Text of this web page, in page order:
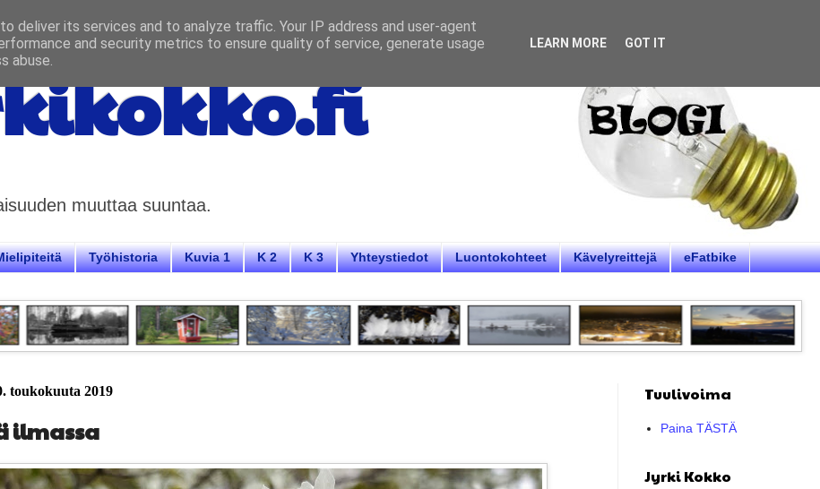
muuttaa suuntaa.
Työhistoria Kuvia 1 K 2 K 3 Yhteystiedot Luontokohteet Kävelyreittejä eFatbike
toukokuuta 2019
ilmassa
Tuulivoima
Paina TÄSTÄ
Jyrki Kokko
deliver its services and to analyze traffic. Your IP address and user-agent
and security metrics to ensure quality of service, generate usage
abuse.
LEARN MORE GOT IT